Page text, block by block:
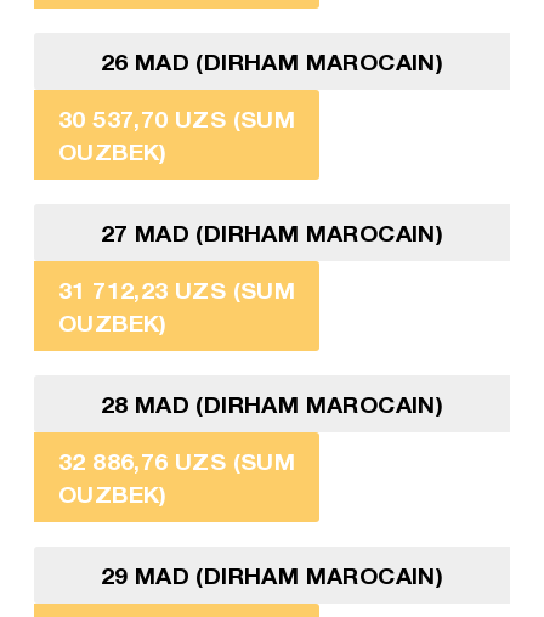
26 MAD (DIRHAM MAROCAIN)
30 537,70 UZS (SUM
OUZBEK)
27 MAD (DIRHAM MAROCAIN)
31 712,23 UZS (SUM
OUZBEK)
28 MAD (DIRHAM MAROCAIN)
32 886,76 UZS (SUM
OUZBEK)
29 MAD (DIRHAM MAROCAIN)